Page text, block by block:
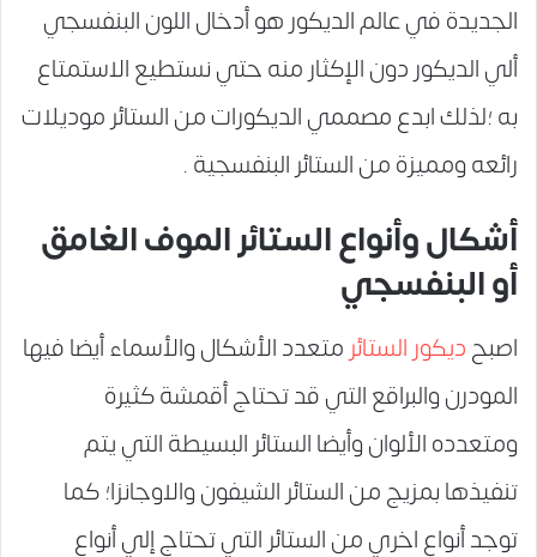
الجديدة في عالم الديكور هو أدخال اللون البنفسجي
ألي الديكور دون الإكثار منه حتي نستطيع الاستمتاع
به ؛لذلك ابدع مصممي الديكورات من الستائر موديلات
رائعه ومميزة من الستائر البنفسجية .
أشكال وأنواع الستائر الموف الغامق
أو البنفسجي
اصبحديكور الستائرمتعدد الأشكال والأسماء أيضا فيها
المودرن والبراقع التي قد تحتاج أقمشة كثيرة
ومتعدده الألوان وأيضا الستائر البسيطة التي يتم
تنفيذها بمزيج من الستائر الشيفون والاوجانزا؛ كما
توجد أنواع اخري من الستائر التي تحتاج إلي أنواع